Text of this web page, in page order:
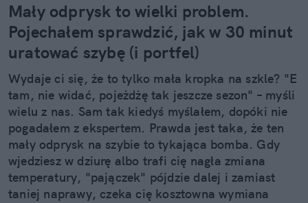
Mały odprysk to wielki problem.
Pojechałem sprawdzić, jak w 30 minut
uratować szybę (i portfel)
Wydaje ci się, że to tylko mała kropka na szkle? "E
tam, nie widać, pojeżdżę tak jeszcze sezon" – myśli
wielu z nas. Sam tak kiedyś myślałem, dopóki nie
pogadałem z ekspertem. Prawda jest taka, że ten
mały odprysk na szybie to tykająca bomba. Gdy
wjedziesz w dziurę albo trafi cię nagła zmiana
temperatury, "pajączek" pójdzie dalej i zamiast
taniej naprawy, czeka cię kosztowna wymiana